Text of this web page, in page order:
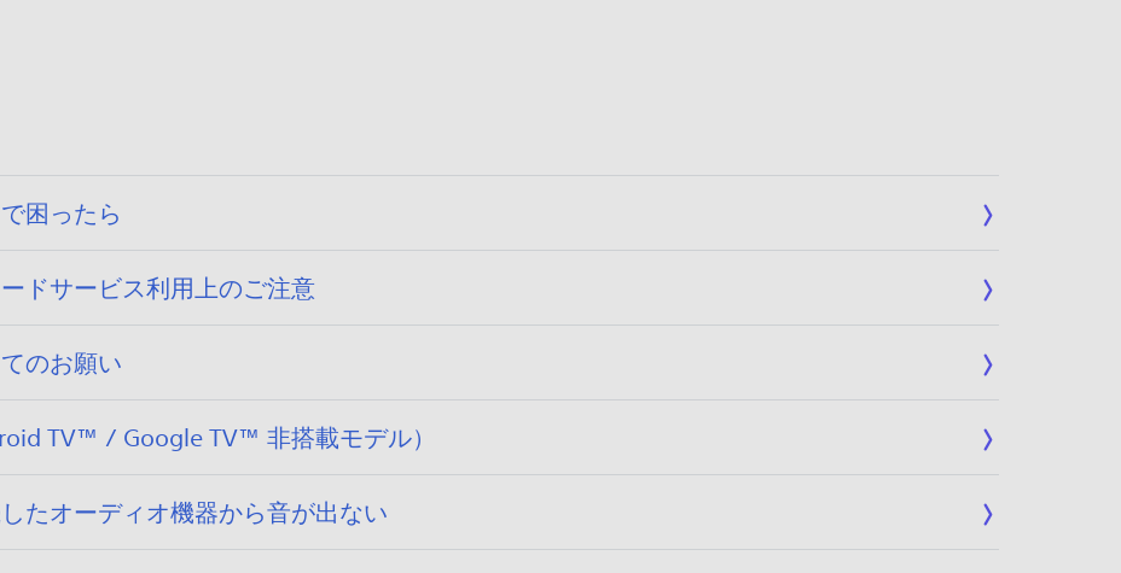
困ったら
ドサービス利用上のご注意
のお願い
TV™ / Google TV™ 非搭載モデル）
たオーディオ機器から音が出ない